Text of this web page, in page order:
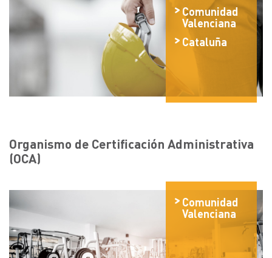
Comunidad
Valenciana
Cataluña
Organismo de Certificación Administrativa
(OCA)
Comunidad
Valenciana